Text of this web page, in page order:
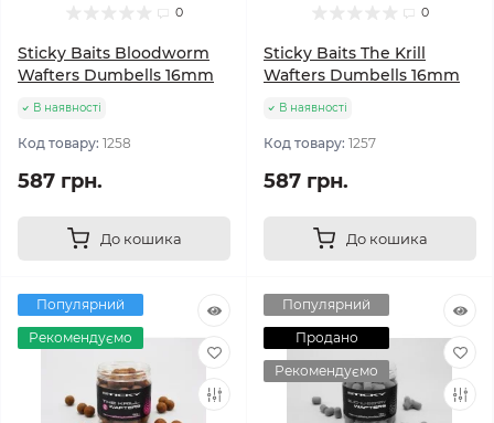
0
Sticky Baits Bloodworm
Wafters Dumbells 16mm
В наявності
Код товару: 1258
587 грн.
До кошика
0
Sticky Baits The Krill
Wafters Dumbells 16mm
В наявності
Код товару: 1257
587 грн.
До кошика
Популярний
Рекомендуємо
Популярний
Продано
Рекомендуємо